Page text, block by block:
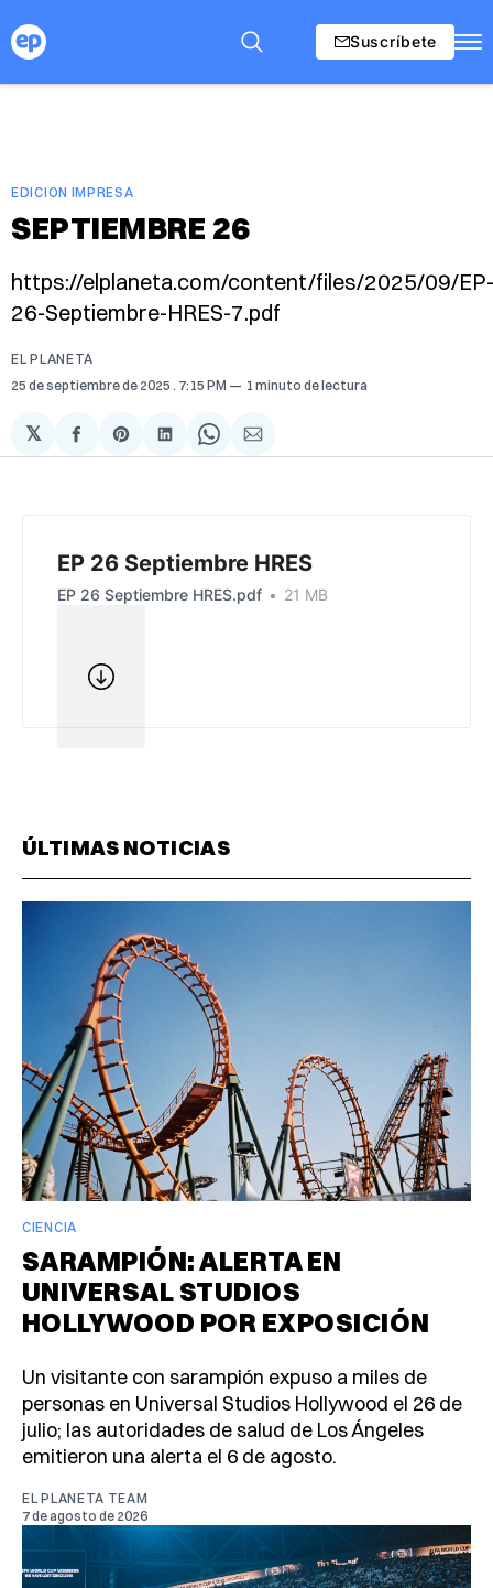
Suscríbete
EDICION IMPRESA
SEPTIEMBRE 26
https://elplaneta.com/content/files/2025/09/EP-
26-Septiembre-HRES-7.pdf
EL PLANETA
25 de septiembre de 2025 . 7:15 PM 1 minuto de lectura
𝕏
Compartir
en
Share
on
Compartir
en
Share
on
Compartir
via
EP 26 Septiembre HRES
EP 26 Septiembre HRES.pdf 21 MB
ÚLTIMAS NOTICIAS
CIENCIA
SARAMPIÓN: ALERTA EN
UNIVERSAL STUDIOS
HOLLYWOOD POR EXPOSICIÓN
Un visitante con sarampión expuso a miles de
personas en Universal Studios Hollywood el 26 de
julio; las autoridades de salud de Los Ángeles
emitieron una alerta el 6 de agosto.
EL PLANETA TEAM
7 de agosto de 2026